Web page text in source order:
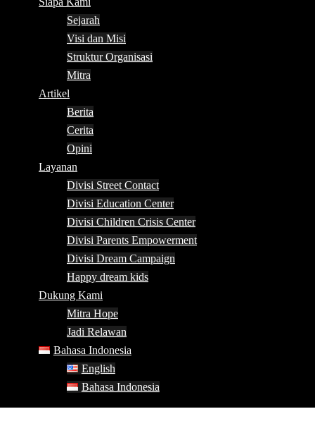
Sejarah
Visi dan Misi
Struktur Organisasi
Mitra
Artikel
Berita
Cerita
Opini
Layanan
Divisi Street Contact
Divisi Education Center
Divisi Children Crisis Center
Divisi Parents Empowerment
Divisi Dream Campaign
Happy dream kids
Dukung Kami
Mitra Hope
Jadi Relawan
Bahasa Indonesia
English
Bahasa Indonesia